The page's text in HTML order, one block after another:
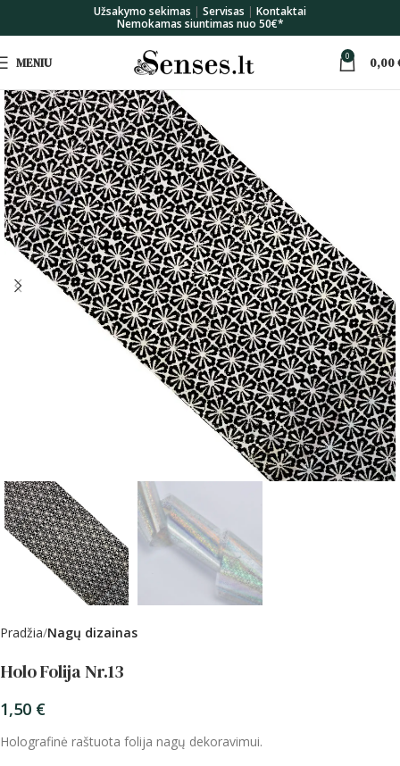
Užsakymo sekimas | Servisas | Kontaktai
Nemokamas siuntimas nuo 50€*
MENIU 0 0,00
Pradžia Nagų dizainas
Holo Folija Nr.13
1,50 €
Holografinė raštuota folija nagų dekoravimui.